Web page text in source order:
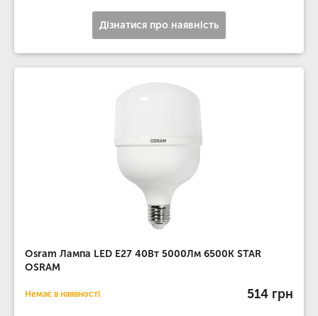
Дізнатися про наявність
Osram Лампа LED E27 40Вт 5000Лм 6500К STAR
OSRAM
Немає в наявності 514 грн